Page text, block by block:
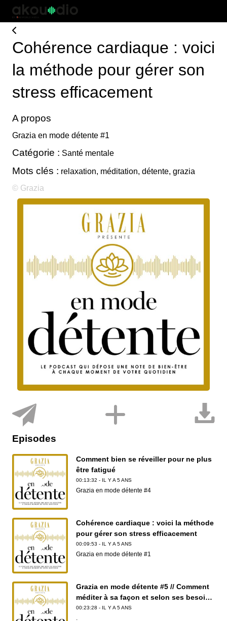
Cohérence cardiaque : voici
la méthode pour gérer son
stress efficacement
A propos
Grazia en mode détente #1
Catégorie : Santé mentale
Mots clés : relaxation, méditation, détente, grazia
© Grazia
Episodes
Comment bien se réveiller pour ne plus
être fatigué
00:13:32 - IL Y A 5 ANS
Grazia en mode détente #4
Cohérence cardiaque : voici la méthode
pour gérer son stress efficacement
00:09:53 - IL Y A 5 ANS
Grazia en mode détente #1
Grazia en mode détente #5 // Comment
méditer à sa façon et selon ses besoins
?
00:23:28 - IL Y A 5 ANS
.